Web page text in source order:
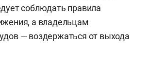
соблюдать правила
а владельцам
— воздержаться от выхода